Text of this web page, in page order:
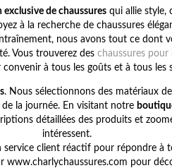
de chaussuresqui allie style,
à la recherche de chaussures
nous avons tout ce dont
Vous trouverez des chaussures pour
à tous les goûts et à tous les
. Nous sélectionnons des matériaux
la journée. En visitant notre
détaillées des produits et
intéressent.
client réactif pour répondre
www.charlychaussures.com pour